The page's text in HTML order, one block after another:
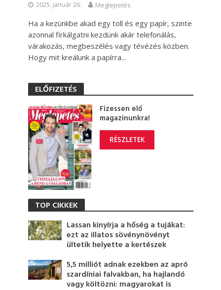
2025. január 26. Meglepetés
Ha a kezünkbe akad egy toll és egy papír, szinte
azonnal firkálgatni kezdünk akár telefonálás,
várakozás, megbeszélés vagy tévézés közben.
Hogy mit kreálunk a papírra...
ELŐFIZETÉS
Fizessen elő
magazinunkra!
RÉSZLETEK
TOP CIKKEK
Lassan kinyírja a hőség a tujákat:
ezt az illatos sövénynövényt
ültetik helyette a kertészek
5,5 milliót adnak ezekben az apró
szardíniai falvakban, ha hajlandó
vagy költözni: magyarokat is